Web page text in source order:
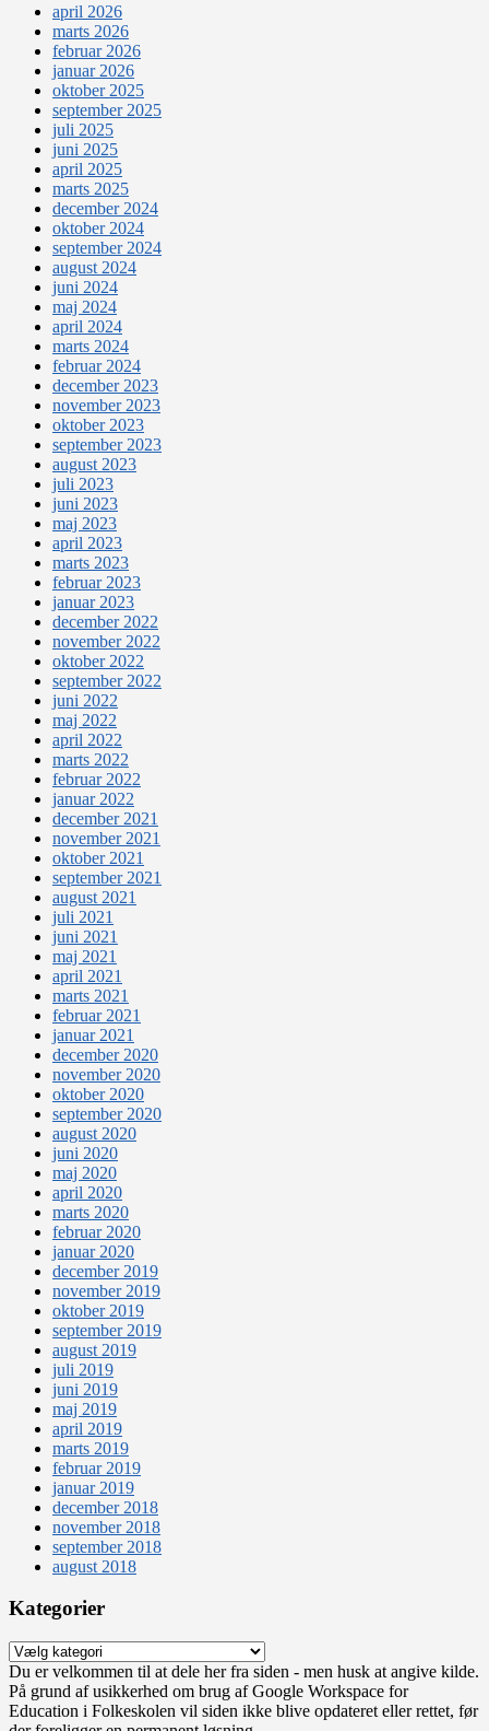
april 2026
marts 2026
februar 2026
januar 2026
oktober 2025
september 2025
juli 2025
juni 2025
april 2025
marts 2025
december 2024
oktober 2024
september 2024
august 2024
juni 2024
maj 2024
april 2024
marts 2024
februar 2024
december 2023
november 2023
oktober 2023
september 2023
august 2023
juli 2023
juni 2023
maj 2023
april 2023
marts 2023
februar 2023
januar 2023
december 2022
november 2022
oktober 2022
september 2022
juni 2022
maj 2022
april 2022
marts 2022
februar 2022
januar 2022
december 2021
november 2021
oktober 2021
september 2021
august 2021
juli 2021
juni 2021
maj 2021
april 2021
marts 2021
februar 2021
januar 2021
december 2020
november 2020
oktober 2020
september 2020
august 2020
juni 2020
maj 2020
april 2020
marts 2020
februar 2020
januar 2020
december 2019
november 2019
oktober 2019
september 2019
august 2019
juli 2019
juni 2019
maj 2019
april 2019
marts 2019
februar 2019
januar 2019
december 2018
november 2018
september 2018
august 2018
Kategorier
Kategorier
Du er velkommen til at dele her fra siden - men husk at angive kilde.
På grund af usikkerhed om brug af Google Workspace for
Education i Folkeskolen vil siden ikke blive opdateret eller rettet, før